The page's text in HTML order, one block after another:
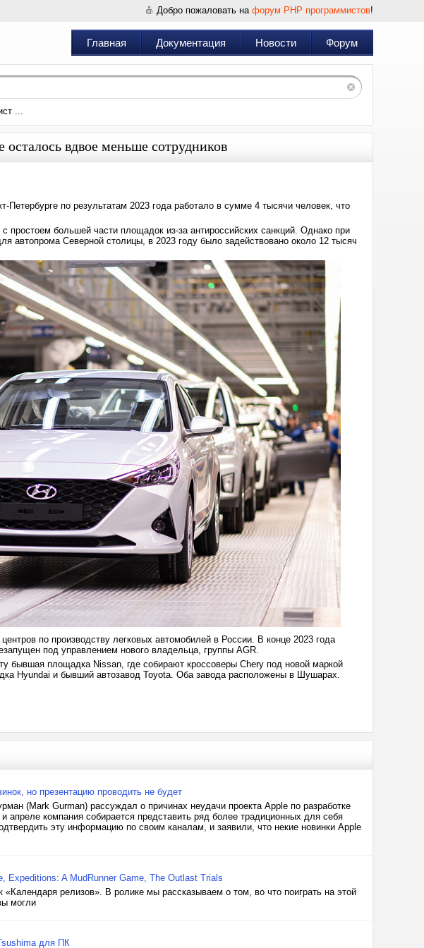
Добро пожаловать на форум PHP программистов!
Главная Документация Новости Форум
...
осталось вдвое меньше сотрудников
Петербурге по результатам 2023 года работало в сумме 4 тысячи человек, что
простоем большей части площадок из-за антироссийских санкций. Однако при
автопрома Северной столицы, в 2023 году было задействовано около 12 тысяч
по производству легковых автомобилей в России. В конце 2023 года
под управлением нового владельца, группы AGR.
бывшая площадка Nissan, где собирают кроссоверы Chery под новой маркой
Hyundai и бывший автозавод Toyota. Оба завода расположены в Шушарах.
но презентацию проводить не будет
(Mark Gurman) рассуждал о причинах неудачи проекта Apple по разработке
апреле компания собирается представить ряд более традиционных для себя
эту информацию по своим каналам, и заявили, что некие новинки Apple
Expeditions: A MudRunner Game, The Outlast Trials
релизов». В ролике мы рассказываем о том, во что поиграть на этой
могли
для ПК